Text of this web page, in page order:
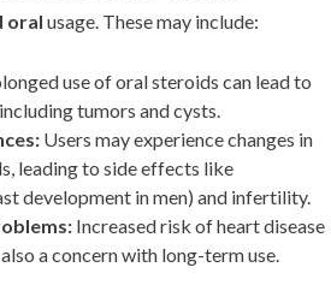
oral usage. These may include:
use of oral steroids can lead to
tumors and cysts.
Users may experience changes in
leading to side effects like
development in men) and infertility.
Increased risk of heart disease
a concern with long-term use.